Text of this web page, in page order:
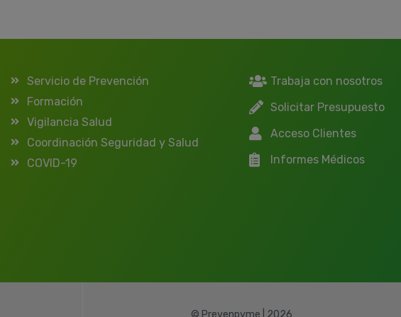
Servicio de Prevención
Formación
Vigilancia Salud
Coordinación Seguridad y Salud
COVID-19
Trabaja con nosotros
Solicitar Presupuesto
Acceso Clientes
Informes Médicos
© Prevenpyme | 2026